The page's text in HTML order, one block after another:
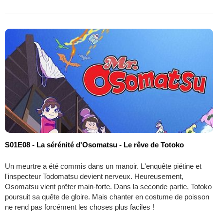
S01E08 - La sérénité d'Osomatsu - Le rêve de Totoko
Un meurtre a été commis dans un manoir. L'enquête piétine et
l'inspecteur Todomatsu devient nerveux. Heureusement,
Osomatsu vient prêter main-forte. Dans la seconde partie, Totoko
poursuit sa quête de gloire. Mais chanter en costume de poisson
ne rend pas forcément les choses plus faciles !